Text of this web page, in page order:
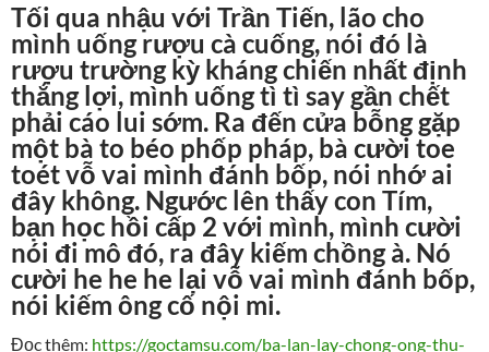
Tối qua nhậu với Trần Tiến, lão cho
mình uống rượu cà cuống, nói đó là
rượu trường kỳ kháng chiến nhất định
thắng lợi, mình uống tì tì say gần chết
phải cáo lui sớm. Ra đến cửa bỗng gặp
một bà to béo phốp pháp, bà cười toe
toét vỗ vai mình đánh bốp, nói nhớ ai
đây không. Ngước lên thấy con Tím,
bạn học hồi cấp 2 với mình, mình cười
nói đi mô đó, ra đây kiếm chồng à. Nó
cười he he he lại vỗ vai mình đánh bốp,
nói kiếm ông cố nội mi.
Đọc thêm: https://goctamsu.com/ba-lan-lay-chong-ong-thu-